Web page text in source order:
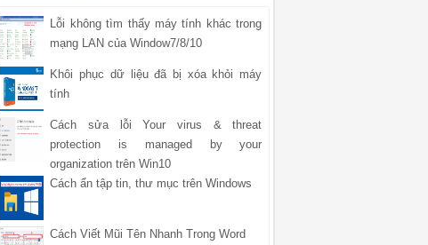
Lỗi không tìm thấy máy tính khác trong
mạng LAN của Window7/8/10
Khôi phục dữ liệu đã bị xóa khỏi máy
tính
Cách sửa lỗi Your virus & threat
protection is managed by your
organization trên Win10
Cách ẩn tập tin, thư mục trên Windows
Cách Viết Mũi Tên Nhanh Trong Word